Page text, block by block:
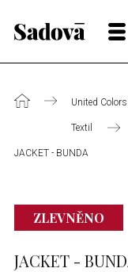
United
Textil
JACKET - BUNDA
ZLEVNĚNO
JACKET -